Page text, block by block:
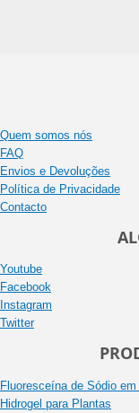
Quem somos nós
FAQ
Envios e Devoluções
Política de Privacidade
Contacto
Youtube
Facebook
Instagram
Twitter
Fluoresceína de Sódio
Hidrogel para Plantas